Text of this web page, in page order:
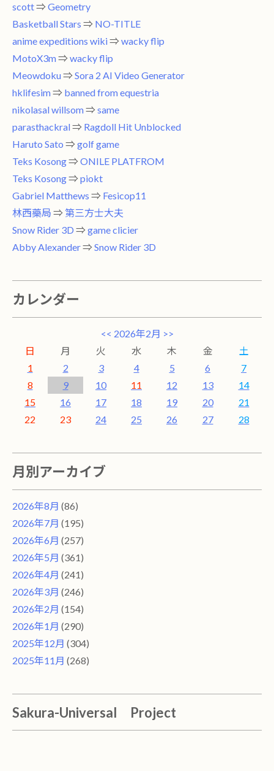
scott⇒ Geometry
Basketball Stars ⇒ NO-TITLE
anime expeditions wiki⇒ wacky flip
MotoX3m⇒ wacky flip
Meowdoku⇒ Sora 2 AI Video Generator
hklifesim⇒ banned from equestria
nikolasal willsom⇒ same
parasthackral⇒ Ragdoll Hit Unblocked
Haruto Sato ⇒ golf game
Teks Kosong⇒ ONILE PLATFROM
Teks Kosong⇒ piokt
Gabriel Matthews ⇒ Fesicop11
林西藥局 ⇒ 第三方士大夫
Snow Rider 3D ⇒ game clicier
Abby Alexander⇒ Snow Rider 3D
カレンダー
<< 2026年2月 >>
日
月 火 水 木 金
土
1
2 3 4 5 6
7
8
9 10 11 12 13
14
15
16 17 18 19 20
21
22
23 24 25 26 27 28
月別アーカイブ
2026年8月 (86)
2026年7月 (195)
2026年6月 (257)
2026年5月 (361)
2026年4月 (241)
2026年3月 (246)
2026年2月 (154)
2026年1月 (290)
2025年12月 (304)
2025年11月 (268)
Sakura-Universal Project